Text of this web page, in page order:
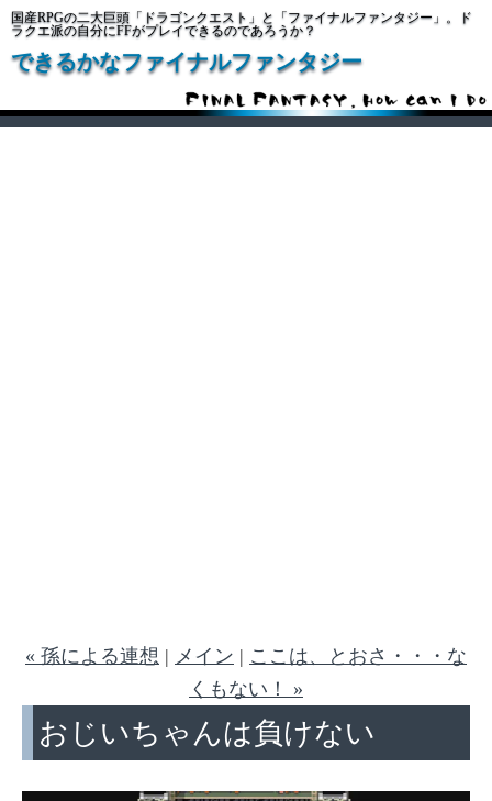
国産RPGの二大巨頭「ドラゴンクエスト」と「ファイナルファンタジー」。ド
ラクエ派の自分にFFがプレイできるのであろうか？
できるかなファイナルファンタジー
« 孫による連想 | メイン | ここは、とおさ・・・な
くもない！ »
おじいちゃんは負けない